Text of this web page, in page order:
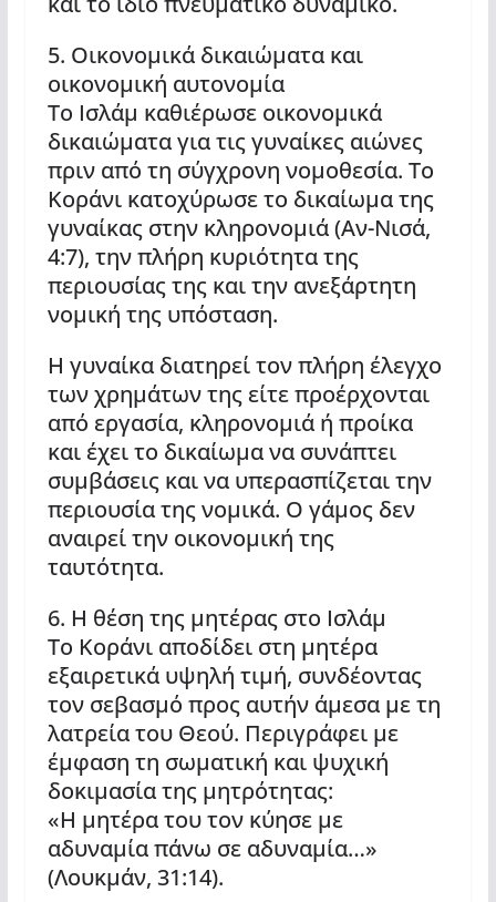
5. Οικονομικά δικαιώματα και
οικονομική αυτονομία
Το Ισλάμ καθιέρωσε οικονομικά
δικαιώματα για τις γυναίκες αιώνες
πριν από τη σύγχρονη νομοθεσία. Το
Κοράνι κατοχύρωσε το δικαίωμα της
γυναίκας στην κληρονομιά (Αν-Νισά,
4:7), την πλήρη κυριότητα της
περιουσίας της και την ανεξάρτητη
νομική της υπόσταση.
Η γυναίκα διατηρεί τον πλήρη έλεγχο
των χρημάτων της είτε προέρχονται
από εργασία, κληρονομιά ή προίκα
και έχει το δικαίωμα να συνάπτει
συμβάσεις και να υπερασπίζεται την
περιουσία της νομικά. Ο γάμος δεν
αναιρεί την οικονομική της
ταυτότητα.
6. Η θέση της μητέρας στο Ισλάμ
Το Κοράνι αποδίδει στη μητέρα
εξαιρετικά υψηλή τιμή, συνδέοντας
τον σεβασμό προς αυτήν άμεσα με τη
λατρεία του Θεού. Περιγράφει με
έμφαση τη σωματική και ψυχική
δοκιμασία της μητρότητας:
«Η μητέρα του τον κύησε με
αδυναμία πάνω σε αδυναμία…»
(Λουκμάν, 31:14).